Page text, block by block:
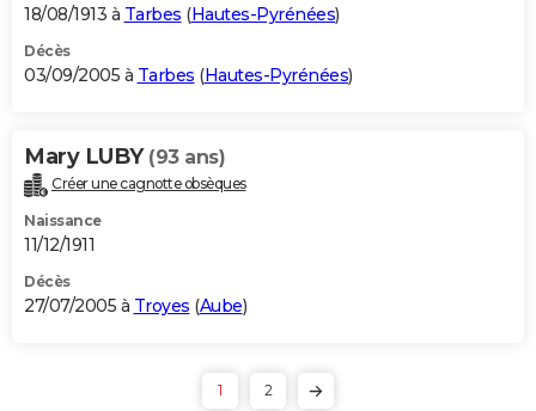
18/08/1913 à Tarbes (Hautes-Pyrénées)
Décès
03/09/2005 à Tarbes (Hautes-Pyrénées)
Mary LUBY (93 ans)
Créer une cagnotte obsèques
Naissance
11/12/1911
Décès
27/07/2005 à Troyes (Aube)
1 2